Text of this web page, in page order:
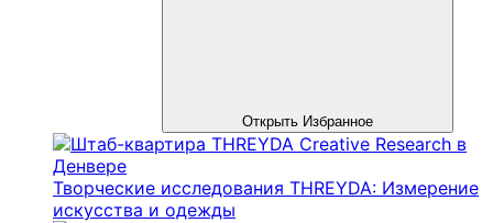
Открыть Избранное
Творческие исследования THREYDA: Измерение
искусства и одежды